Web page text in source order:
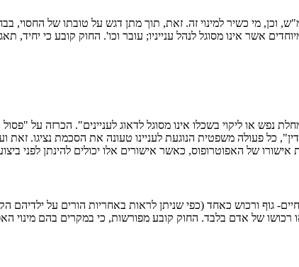
וכן, מי כשיר למינוי זה. זאת, תוך מתן דגש על טובתו של החסוי,
אשר אינו מסוגל לנהל ענייניו; עובר וכו'. החוק קובע כי יחיד,
נפש או ליקוי בשכלו אינו מסוגל לדאוג לעניינים". הכרזה על
כל פעולה משפטית הנוגעת לעניינו טעונה את הסכמת נציגו. זאת
אישורו של האפוטרופוס, כאשר אישורים אלו יכולים להינתן לפני
גוף ורכוש כאחד (כפי שניתן לראות באחריות הורים על ילדיהם
של אדם בלבד. החוק קובע מפורשות, כי במקרים בהם מינוי